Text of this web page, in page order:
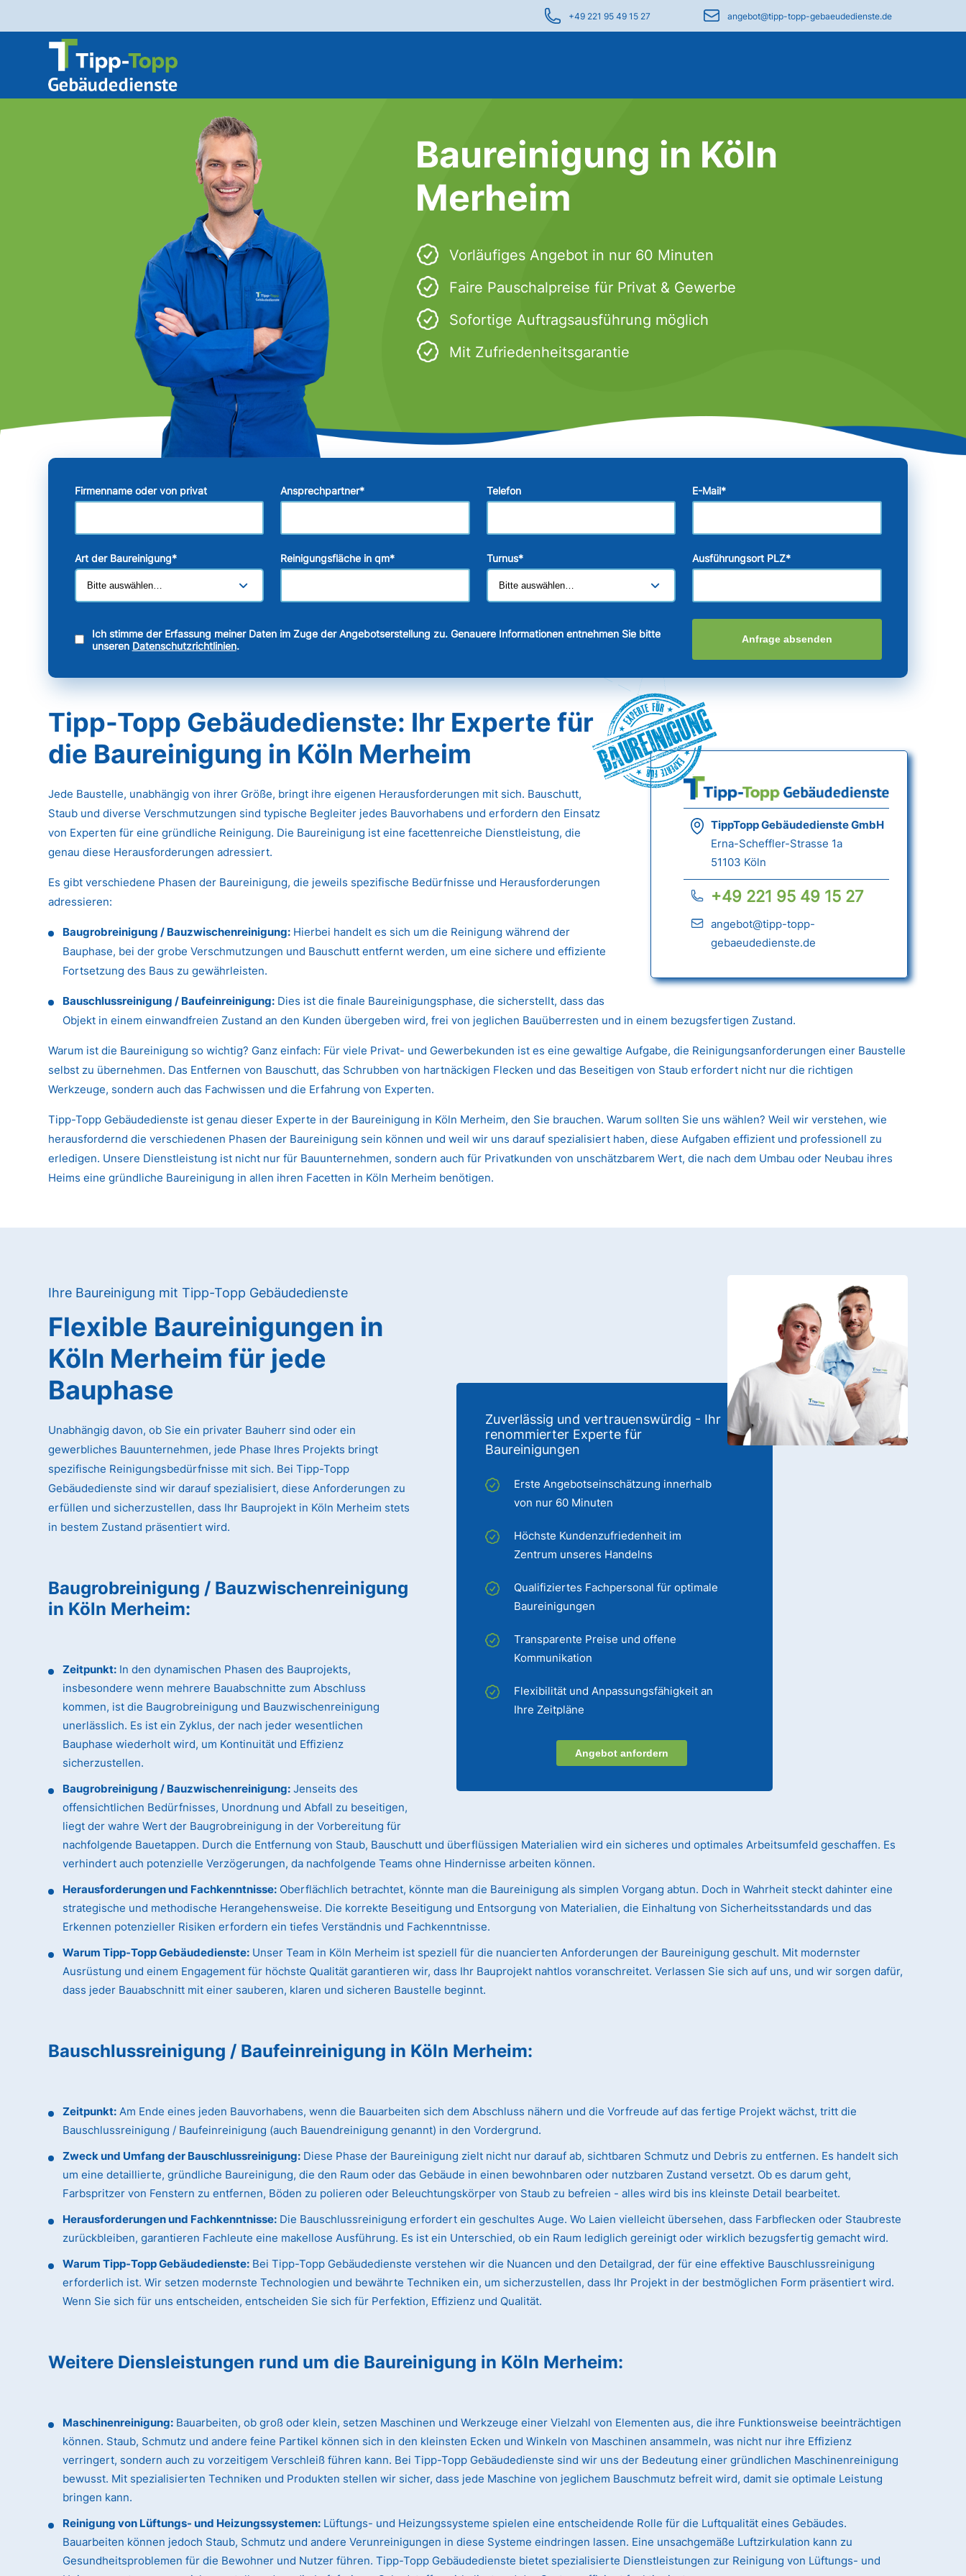
+49 221 95 49 15 27 angebot@tipp-topp-gebaeudedienste.de
Baureinigung in Köln
Merheim
Vorläufiges Angebot in nur 60 Minuten
Faire Pauschalpreise für Privat & Gewerbe
Sofortige Auftragsausführung möglich
Mit Zufriedenheitsgarantie
Firmenname oder von privat Ansprechpartner* Telefon E-Mail*
Art der Baureinigung* Reinigungsfläche in qm* Turnus* Ausführungsort PLZ*
Ich stimme der Erfassung meiner Daten im Zuge der Angebotserstellung zu. Genauere Informationen entnehmen Sie bitte
unseren Datenschutzrichtlinien.
Anfrage absenden
Tipp-Topp Gebäudedienste: Ihr Experte für
die Baureinigung in Köln Merheim
Baureinigung
TippTopp Gebäudedienste GmbH
Erna-Scheffler-Strasse 1a
51103 Köln
+49 221 95 49 15 27
angebot@tipp-topp-
gebaeudedienste.de
Jede Baustelle, unabhängig von ihrer Größe, bringt ihre eigenen Herausforderungen mit sich. Bauschutt,
Staub und diverse Verschmutzungen sind typische Begleiter jedes Bauvorhabens und erfordern den Einsatz
von Experten für eine gründliche Reinigung. Die Baureinigung ist eine facettenreiche Dienstleistung, die
genau diese Herausforderungen adressiert.
Es gibt verschiedene Phasen der Baureinigung, die jeweils spezifische Bedürfnisse und Herausforderungen
adressieren:
Baugrobreinigung / Bauzwischenreinigung: Hierbei handelt es sich um die Reinigung während der
Bauphase, bei der grobe Verschmutzungen und Bauschutt entfernt werden, um eine sichere und effiziente
Fortsetzung des Baus zu gewährleisten.
Bauschlussreinigung / Baufeinreinigung: Dies ist die finale Baureinigungsphase, die sicherstellt, dass das
Objekt in einem einwandfreien Zustand an den Kunden übergeben wird, frei von jeglichen Bauüberresten und in einem bezugsfertigen Zustand.
Warum ist die Baureinigung so wichtig? Ganz einfach: Für viele Privat- und Gewerbekunden ist es eine gewaltige Aufgabe, die Reinigungsanforderungen einer Baustelle
selbst zu übernehmen. Das Entfernen von Bauschutt, das Schrubben von hartnäckigen Flecken und das Beseitigen von Staub erfordert nicht nur die richtigen
Werkzeuge, sondern auch das Fachwissen und die Erfahrung von Experten.
Tipp-Topp Gebäudedienste ist genau dieser Experte in der Baureinigung in Köln Merheim, den Sie brauchen. Warum sollten Sie uns wählen? Weil wir verstehen, wie
herausfordernd die verschiedenen Phasen der Baureinigung sein können und weil wir uns darauf spezialisiert haben, diese Aufgaben effizient und professionell zu
erledigen. Unsere Dienstleistung ist nicht nur für Bauunternehmen, sondern auch für Privatkunden von unschätzbarem Wert, die nach dem Umbau oder Neubau ihres
Heims eine gründliche Baureinigung in allen ihren Facetten in Köln Merheim benötigen.
Ihre Baureinigung mit Tipp-Topp Gebäudedienste
Zuverlässig und vertrauenswürdig - Ihr
renommierter Experte für
Baureinigungen
Erste Angebotseinschätzung innerhalb
von nur 60 Minuten
Höchste Kundenzufriedenheit im
Zentrum unseres Handelns
Qualifiziertes Fachpersonal für optimale
Baureinigungen
Transparente Preise und offene
Kommunikation
Flexibilität und Anpassungsfähigkeit an
Ihre Zeitpläne
Angebot anfordern
Flexible Baureinigungen in
Köln Merheimfür jede
Bauphase
Unabhängig davon, ob Sie ein privater Bauherr sind oder ein
gewerbliches Bauunternehmen, jede Phase Ihres Projekts bringt
spezifische Reinigungsbedürfnisse mit sich. Bei Tipp-Topp
Gebäudedienste sind wir darauf spezialisiert, diese Anforderungen zu
erfüllen und sicherzustellen, dass Ihr Bauprojekt in Köln Merheim stets
in bestem Zustand präsentiert wird.
Baugrobreinigung / Bauzwischenreinigung
in Köln Merheim:
Zeitpunkt: In den dynamischen Phasen des Bauprojekts,
insbesondere wenn mehrere Bauabschnitte zum Abschluss
kommen, ist die Baugrobreinigung und Bauzwischenreinigung
unerlässlich. Es ist ein Zyklus, der nach jeder wesentlichen
Bauphase wiederholt wird, um Kontinuität und Effizienz
sicherzustellen.
Baugrobreinigung / Bauzwischenreinigung: Jenseits des
offensichtlichen Bedürfnisses, Unordnung und Abfall zu beseitigen,
liegt der wahre Wert der Baugrobreinigung in der Vorbereitung für
nachfolgende Bauetappen. Durch die Entfernung von Staub, Bauschutt und überflüssigen Materialien wird ein sicheres und optimales Arbeitsumfeld geschaffen. Es
verhindert auch potenzielle Verzögerungen, da nachfolgende Teams ohne Hindernisse arbeiten können.
Herausforderungen und Fachkenntnisse: Oberflächlich betrachtet, könnte man die Baureinigung als simplen Vorgang abtun. Doch in Wahrheit steckt dahinter eine
strategische und methodische Herangehensweise. Die korrekte Beseitigung und Entsorgung von Materialien, die Einhaltung von Sicherheitsstandards und das
Erkennen potenzieller Risiken erfordern ein tiefes Verständnis und Fachkenntnisse.
Warum Tipp-Topp Gebäudedienste: Unser Team in Köln Merheim ist speziell für die nuancierten Anforderungen der Baureinigung geschult. Mit modernster
Ausrüstung und einem Engagement für höchste Qualität garantieren wir, dass Ihr Bauprojekt nahtlos voranschreitet. Verlassen Sie sich auf uns, und wir sorgen dafür,
dass jeder Bauabschnitt mit einer sauberen, klaren und sicheren Baustelle beginnt.
Bauschlussreinigung / Baufeinreinigung in Köln Merheim:
Zeitpunkt: Am Ende eines jeden Bauvorhabens, wenn die Bauarbeiten sich dem Abschluss nähern und die Vorfreude auf das fertige Projekt wächst, tritt die
Bauschlussreinigung / Baufeinreinigung (auch Bauendreinigung genannt) in den Vordergrund.
Zweck und Umfang der Bauschlussreinigung: Diese Phase der Baureinigung zielt nicht nur darauf ab, sichtbaren Schmutz und Debris zu entfernen. Es handelt sich
um eine detaillierte, gründliche Baureinigung, die den Raum oder das Gebäude in einen bewohnbaren oder nutzbaren Zustand versetzt. Ob es darum geht,
Farbspritzer von Fenstern zu entfernen, Böden zu polieren oder Beleuchtungskörper von Staub zu befreien - alles wird bis ins kleinste Detail bearbeitet.
Herausforderungen und Fachkenntnisse: Die Bauschlussreinigung erfordert ein geschultes Auge. Wo Laien vielleicht übersehen, dass Farbflecken oder Staubreste
zurückbleiben, garantieren Fachleute eine makellose Ausführung. Es ist ein Unterschied, ob ein Raum lediglich gereinigt oder wirklich bezugsfertig gemacht wird.
Warum Tipp-Topp Gebäudedienste: Bei Tipp-Topp Gebäudedienste verstehen wir die Nuancen und den Detailgrad, der für eine effektive Bauschlussreinigung
erforderlich ist. Wir setzen modernste Technologien und bewährte Techniken ein, um sicherzustellen, dass Ihr Projekt in der bestmöglichen Form präsentiert wird.
Wenn Sie sich für uns entscheiden, entscheiden Sie sich für Perfektion, Effizienz und Qualität.
Weitere Diensleistungen rund um die Baureinigung in Köln Merheim:
Maschinenreinigung: Bauarbeiten, ob groß oder klein, setzen Maschinen und Werkzeuge einer Vielzahl von Elementen aus, die ihre Funktionsweise beeinträchtigen
können. Staub, Schmutz und andere feine Partikel können sich in den kleinsten Ecken und Winkeln von Maschinen ansammeln, was nicht nur ihre Effizienz
verringert, sondern auch zu vorzeitigem Verschleiß führen kann. Bei Tipp-Topp Gebäudedienste sind wir uns der Bedeutung einer gründlichen Maschinenreinigung
bewusst. Mit spezialisierten Techniken und Produkten stellen wir sicher, dass jede Maschine von jeglichem Bauschmutz befreit wird, damit sie optimale Leistung
bringen kann.
Reinigung von Lüftungs- und Heizungssystemen: Lüftungs- und Heizungssysteme spielen eine entscheidende Rolle für die Luftqualität eines Gebäudes.
Bauarbeiten können jedoch Staub, Schmutz und andere Verunreinigungen in diese Systeme eindringen lassen. Eine unsachgemäße Luftzirkulation kann zu
Gesundheitsproblemen für die Bewohner und Nutzer führen. Tipp-Topp Gebäudedienste bietet spezialisierte Dienstleistungen zur Reinigung von Lüftungs- und